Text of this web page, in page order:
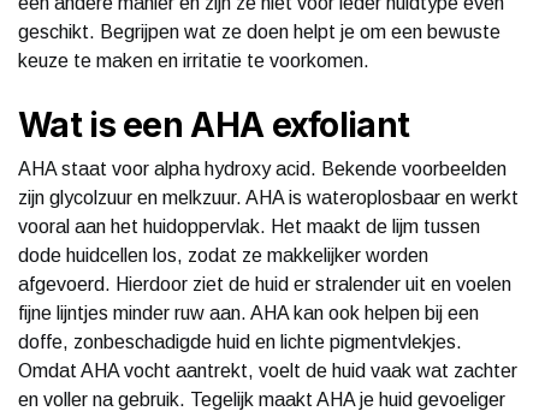
geschikt. Begrijpen wat ze doen helpt je om een bewuste
keuze te maken en irritatie te voorkomen.
Wat is een AHA exfoliant
AHA staat voor alpha hydroxy acid. Bekende voorbeelden
zijn glycolzuur en melkzuur. AHA is wateroplosbaar en werkt
vooral aan het huidoppervlak. Het maakt de lijm tussen
dode huidcellen los, zodat ze makkelijker worden
afgevoerd. Hierdoor ziet de huid er stralender uit en voelen
fijne lijntjes minder ruw aan. AHA kan ook helpen bij een
doffe, zonbeschadigde huid en lichte pigmentvlekjes.
Omdat AHA vocht aantrekt, voelt de huid vaak wat zachter
en voller na gebruik. Tegelijk maakt AHA je huid gevoeliger